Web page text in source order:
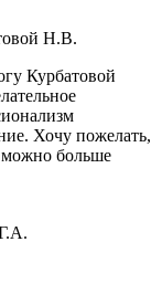
Н.В.
Курбатовой
Хочу пожелать,
можно больше